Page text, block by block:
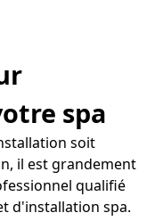
spa
soit
il est grandement
qualifié
d'installation spa.